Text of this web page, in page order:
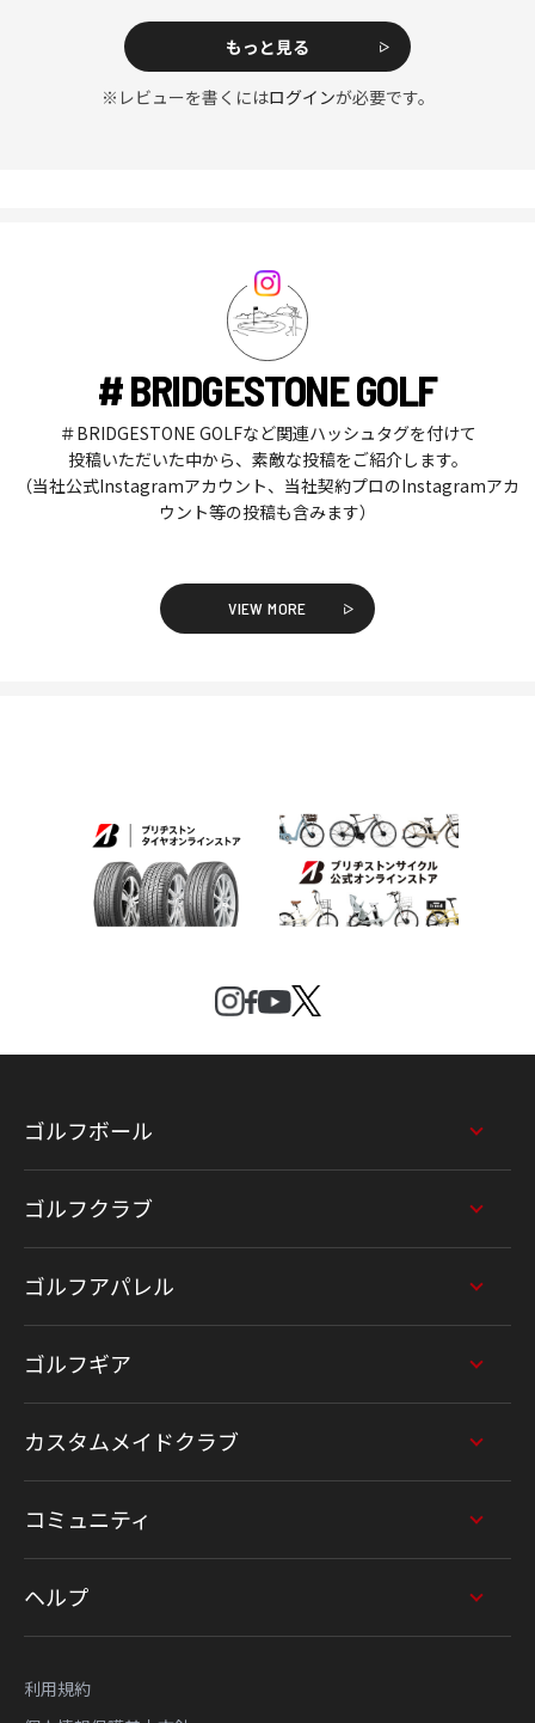
もっと見る
※レビューを書くにはログインが必要です。
# BRIDGESTONE GOLF
＃BRIDGESTONE GOLFなど関連ハッシュタグを付けて
投稿いただいた中から、素敵な投稿をご紹介します。
（当社公式Instagramアカウント、当社契約プロのInstagramアカ
ウント等の投稿も含みます）
VIEW MORE
ゴルフボール
ゴルフクラブ
ゴルフアパレル
ゴルフギア
カスタムメイドクラブ
コミュニティ
ヘルプ
利用規約